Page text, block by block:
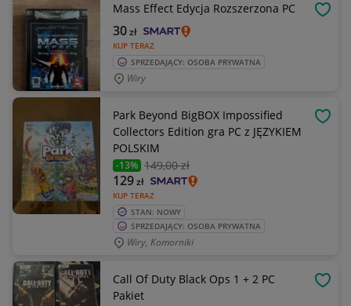
Mass Effect Edycja Rozszerzona PC
KUP TERAZ
30zł
SPRZEDAJĄCY: OSOBA PRYWATNA
Wiry
Park Beyond BigBOX Impossified
Collectors Edition gra PC z JĘZYKIEM
POLSKIM
-13% 149,00 zł
KUP TERAZ
129zł
STAN: NOWY
SPRZEDAJĄCY: OSOBA PRYWATNA
Wiry, Komorniki
Call Of Duty Black Ops 1 + 2 PC
Pakiet